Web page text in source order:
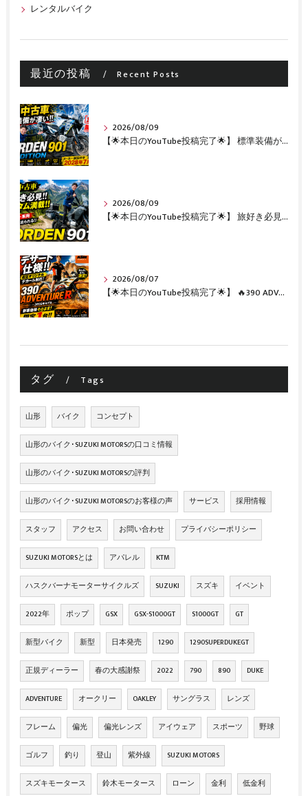
レンタルバイク
最近の投稿 Recent Posts
2026/08/09
【🌟本日のYouTube投稿完了🌟】 標準装備が凄い!!1オーナー・無転倒の極上中古車🔥 「NORDEN 901 EXPEDITION」が入荷いたしました✨ 【Husqvarna Motorcycles山形】
2026/08/09
【🌟本日のYouTube投稿完了🌟】 旅好き必見🔥!!カスタム満載の極上中古車！ 「NORDEN 901」が入荷いたしました✨【Husqvarna Motorcycles山形】
2026/08/07
【🌟本日のYouTube投稿完了🌟】 🔥390 ADVENTURE R × KTM山形 オリジナルデカール仕様誕生🔥
タグ Tags
山形 バイク コンセプト
山形のバイク･SUZUKI MOTORSの口コミ情報
山形のバイク･SUZUKI MOTORSの評判
山形のバイク･SUZUKI MOTORSのお客様の声 サービス 採用情報
スタッフ アクセス お問い合わせ プライバシーポリシー
SUZUKI MOTORSとは アパレル KTM
ハスクバーナモーターサイクルズ SUZUKI スズキ イベント
2022年 ポップ GSX GSX-S1000GT S1000GT GT
新型バイク 新型 日本発売 1290 1290SUPERDUKEGT
正規ディーラー 春の大感謝祭 2022 790 890 DUKE
ADVENTURE オークリー OAKLEY サングラス レンズ
フレーム 偏光 偏光レンズ アイウェア スポーツ 野球
ゴルフ 釣り 登山 紫外線 SUZUKI MOTORS
スズキモータース 鈴木モータース ローン 金利 低金利